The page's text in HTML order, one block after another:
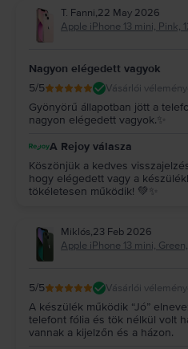
T. Fanni,22 May 2026
Apple iPhone 13 mini, Pink,
Nagyon elégedett vagyok
5/5 Vásárlói
Gyönyörű állapotban jött a
nagyon elégedett vagyok.✨
A Rejoy válasza
Köszönjük a kedves
hogy elégedett vagy a
tökéletesen működik! 💚✨
Miklós,23 Feb 2026
Apple iPhone 13 mini,
5/5 Vásárlói
A készülék működik “Jó”
telefont fólia és tök nélkül volt
vannak a kijelzőn és a házon.